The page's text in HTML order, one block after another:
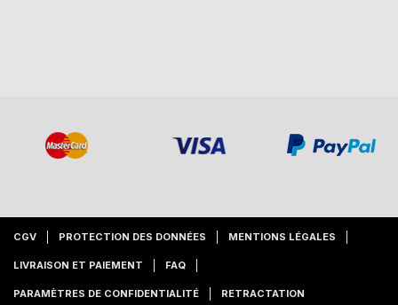
CGV PROTECTION DES DONNÉES MENTIONS LÉGALES
LIVRAISON ET PAIEMENT FAQ
PARAMÈTRES DE CONFIDENTIALITÉ RETRACTATION